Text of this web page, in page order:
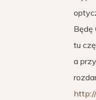
Będę
tu
a